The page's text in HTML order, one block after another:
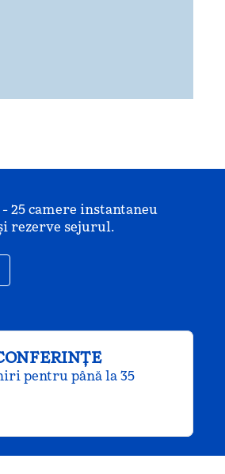
25 camere instantaneu
rezerve sejurul.
pentru până la 35